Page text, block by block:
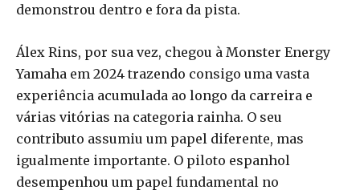
demonstrou dentro e fora da pista.
Álex Rins, por sua vez, chegou à Monster Energy
Yamaha em 2024 trazendo consigo uma vasta
experiência acumulada ao longo da carreira e
várias vitórias na categoria rainha. O seu
contributo assumiu um papel diferente, mas
igualmente importante. O piloto espanhol
desempenhou um papel fundamental no